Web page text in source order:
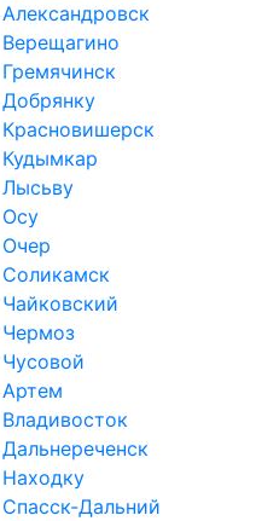
Кудымкар
Лысьву
Соликамск
Чермоз
Дальний